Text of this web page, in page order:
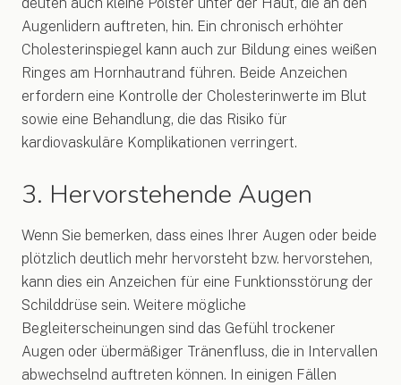
deuten auch kleine Polster unter der Haut, die an den
Augenlidern auftreten, hin. Ein chronisch erhöhter
Cholesterinspiegel kann auch zur Bildung eines weißen
Ringes am Hornhautrand führen. Beide Anzeichen
erfordern eine Kontrolle der Cholesterinwerte im Blut
sowie eine Behandlung, die das Risiko für
kardiovaskuläre Komplikationen verringert.
3. Hervorstehende Augen
Wenn Sie bemerken, dass eines Ihrer Augen oder beide
plötzlich deutlich mehr hervorsteht bzw. hervorstehen,
kann dies ein Anzeichen für eine Funktionsstörung der
Schilddrüse sein. Weitere mögliche
Begleiterscheinungen sind das Gefühl trockener
Augen oder übermäßiger Tränenfluss, die in Intervallen
abwechselnd auftreten können. In einigen Fällen